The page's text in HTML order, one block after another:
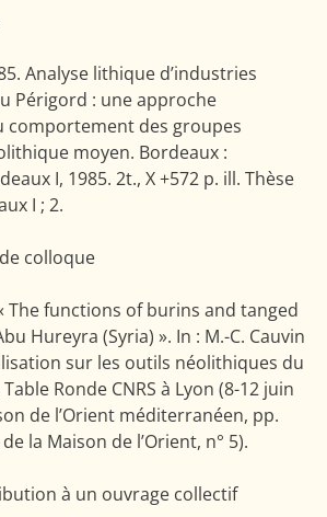
Analyse lithique d’industries
Périgord : une approche
comportement des groupes
moyen. Bordeaux :
I, 1985. 2t., X +572 p. ill. Thèse
I ; 2.
colloque
The functions of burins and tanged
Hureyra (Syria) ». In : M.-C. Cauvin
sur les outils néolithiques du
Ronde CNRS à Lyon (8-12 juin
de l’Orient méditerranéen, pp.
la Maison de l’Orient, n° 5).
à un ouvrage collectif